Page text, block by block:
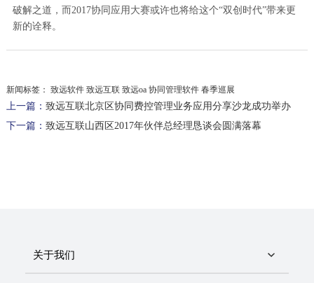
破解之道，而2017协同应用大赛或许也将给这个“双创时代”带来更
新的诠释。
新闻标签： 致远软件 致远互联 致远oa 协同管理软件 春季巡展
上一篇： 致远互联北京区协同费控管理业务应用分享沙龙成功举办
下一篇： 致远互联山西区2017年伙伴总经理恳谈会圆满落幕
关于我们